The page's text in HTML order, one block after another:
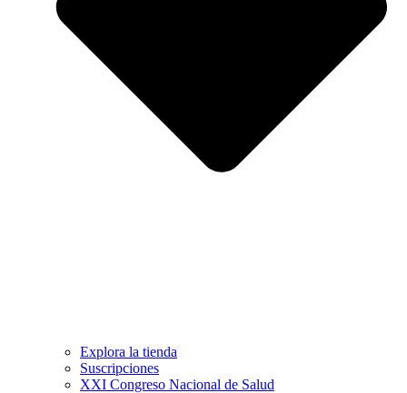
Explora la tienda
Suscripciones
XXI Congreso Nacional de Salud